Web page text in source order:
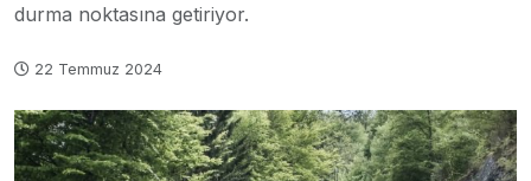
durma noktasına getiriyor.
22 Temmuz 2024